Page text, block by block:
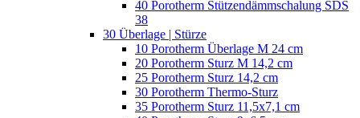
40 Porotherm Stützendämmschalung SDS
38
30 Überlage | Stürze
10 Porotherm Überlage M 24 cm
20 Porotherm Sturz M 14,2 cm
25 Porotherm Sturz 14,2 cm
30 Porotherm Thermo-Sturz
35 Porotherm Sturz 11,5x7,1 cm